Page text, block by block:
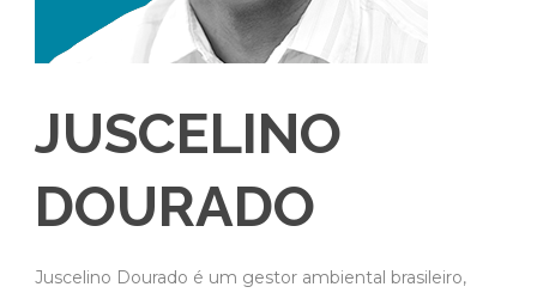
JUSCELINO
DOURADO
Juscelino Dourado é um gestor ambiental brasileiro,